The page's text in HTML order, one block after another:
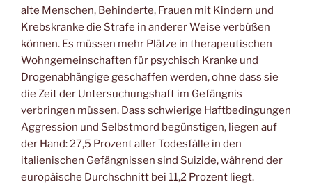
alte Menschen, Behinderte, Frauen mit Kindern und
Krebskranke die Strafe in anderer Weise verbüßen
können. Es müssen mehr Plätze in therapeutischen
Wohngemeinschaften für psychisch Kranke und
Drogenabhängige geschaffen werden, ohne dass sie
die Zeit der Untersuchungshaft im Gefängnis
verbringen müssen. Dass schwierige Haftbedingungen
Aggression und Selbstmord begünstigen, liegen auf
der Hand: 27,5 Prozent aller Todesfälle in den
italienischen Gefängnissen sind Suizide, während der
europäische Durchschnitt bei 11,2 Prozent liegt.